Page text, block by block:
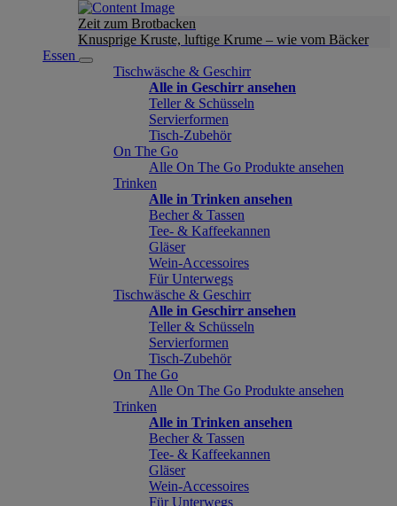
Zeit zum Brotbacken
Knusprige Kruste, luftige Krume – wie vom Bäcker
Essen
Tischwäsche & Geschirr
Alle in Geschirr ansehen
Teller & Schüsseln
Servierformen
Tisch-Zubehör
On The Go
Alle On The Go Produkte ansehen
Trinken
Alle in Trinken ansehen
Becher & Tassen
Tee- & Kaffeekannen
Gläser
Wein-Accessoires
Für Unterwegs
Tischwäsche & Geschirr
Alle in Geschirr ansehen
Teller & Schüsseln
Servierformen
Tisch-Zubehör
On The Go
Alle On The Go Produkte ansehen
Trinken
Alle in Trinken ansehen
Becher & Tassen
Tee- & Kaffeekannen
Gläser
Wein-Accessoires
Für Unterwegs